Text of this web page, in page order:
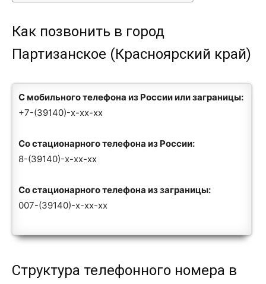
Как позвонить в город
Партизанское (Красноярский край)
С мобильного телефона из России или заграницы:
+7-(39140)-x-xx-xx
Со стационарного телефона из России:
8-(39140)-x-xx-xx
Со стационарного телефона из заграницы:
007-(39140)-x-xx-xx
Структура телефонного номера в